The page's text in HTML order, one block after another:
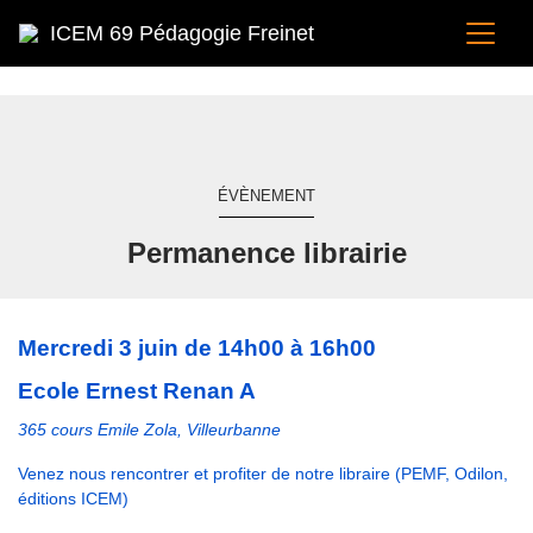
ICEM 69 Pédagogie Freinet
ÉVÈNEMENT
Permanence librairie
Mercredi 3 juin de 14h00 à 16h00
Ecole Ernest Renan A
365 cours Emile Zola, Villeurbanne
Venez nous rencontrer et profiter de notre libraire (PEMF, Odilon,
éditions ICEM)